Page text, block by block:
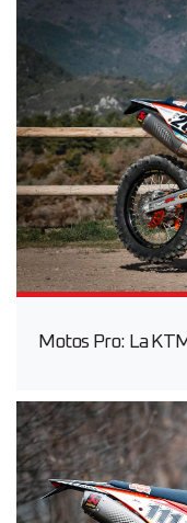
Motos Pro: La